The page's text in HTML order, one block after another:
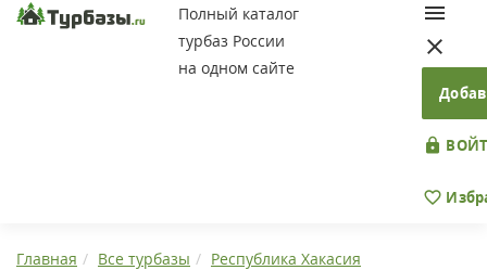
Полный каталог
турбаз России
на одном сайте
Главная Все турбазы
Республика Хакасия